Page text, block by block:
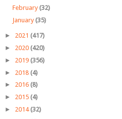
February (32)
January (35)
► 2021 (417)
► 2020 (420)
► 2019 (356)
► 2018 (4)
► 2016 (8)
► 2015 (4)
► 2014 (32)